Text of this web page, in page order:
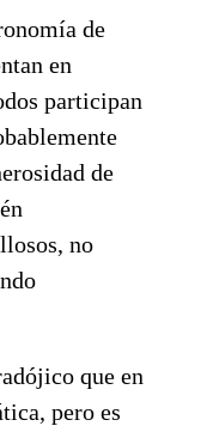
de
en
participan
de
no
que en
pero es